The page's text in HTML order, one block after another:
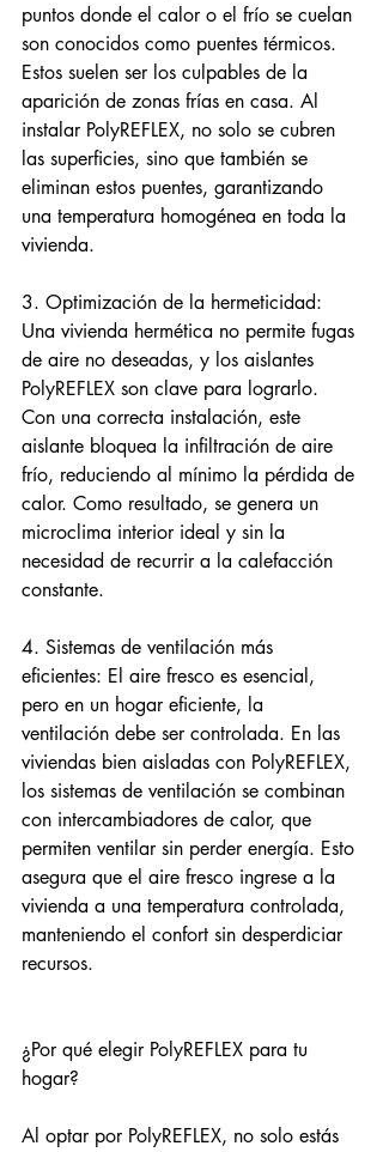
puntos donde el calor o el frío se cuelan
son conocidos como puentes térmicos.
Estos suelen ser los culpables de la
aparición de zonas frías en casa. Al
instalar PolyREFLEX, no solo se cubren
las superficies, sino que también se
eliminan estos puentes, garantizando
una temperatura homogénea en toda la
vivienda.
3. Optimización de la hermeticidad:
Una vivienda hermética no permite fugas
de aire no deseadas, y los aislantes
PolyREFLEX son clave para lograrlo.
Con una correcta instalación, este
aislante bloquea la infiltración de aire
frío, reduciendo al mínimo la pérdida de
calor. Como resultado, se genera un
microclima interior ideal y sin la
necesidad de recurrir a la calefacción
constante.
4. Sistemas de ventilación más
eficientes: El aire fresco es esencial,
pero en un hogar eficiente, la
ventilación debe ser controlada. En las
viviendas bien aisladas con PolyREFLEX,
los sistemas de ventilación se combinan
con intercambiadores de calor, que
permiten ventilar sin perder energía. Esto
asegura que el aire fresco ingrese a la
vivienda a una temperatura controlada,
manteniendo el confort sin desperdiciar
recursos.
¿Por qué elegir PolyREFLEX para tu
hogar?
Al optar por PolyREFLEX, no solo estás